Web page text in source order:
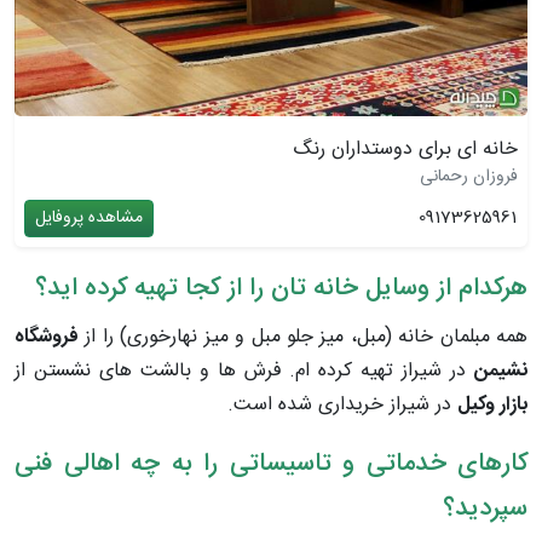
خانه ای برای دوستداران رنگ
فروزان رحمانی
09173625961
مشاهده پروفایل
هرکدام از وسایل خانه تان را از کجا تهیه کرده اید؟
همه مبلمان خانه (مبل، میز جلو مبل و میز نهارخوری) را ازفروشگاه
نشیمن در شیراز تهیه کرده ام. فرش ها و بالشت های نشستن از
بازار وکیل در شیراز خریداری شده است.
کارهای خدماتی و تاسیساتی را به چه اهالی فنی
سپردید؟